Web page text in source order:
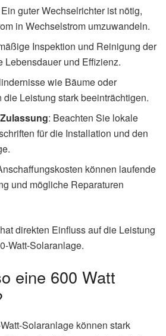
guter Wechselrichter ist nötig,
in Wechselstrom umzuwandeln.
Inspektion und Reinigung der
Lebensdauer und Effizienz.
wie Bäume oder
Leistung stark beeinträchtigen.
: Beachten Sie lokale
für die Installation und den
können laufende
und mögliche Reparaturen
direkten Einfluss auf die Leistung
Watt-Solaranlage.
eine 600 Watt
Solaranlage können stark